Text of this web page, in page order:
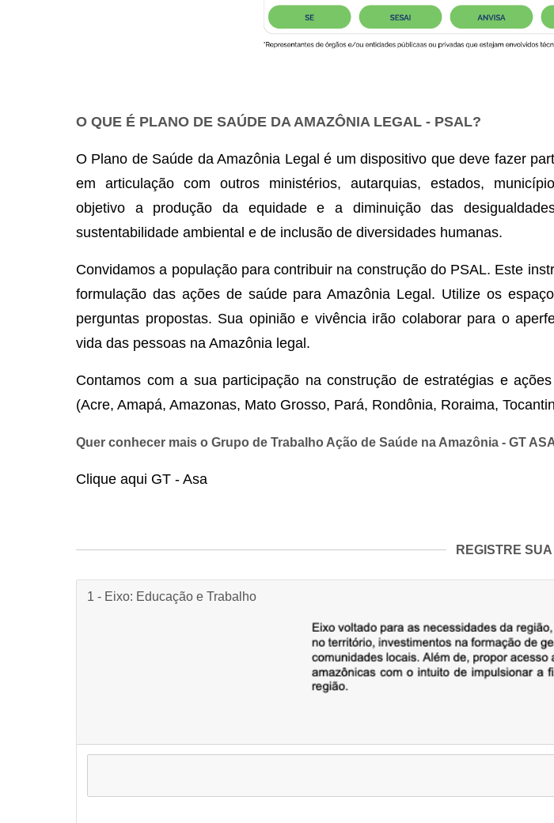
O QUE É PLANO DE SAÚDE DA AMAZÔNIA LEGAL - PSAL?
O Plano de Saúde da Amazônia Legal é um dispositivo que deve fazer
em articulação com outros ministérios, autarquias, estados,
objetivo a produção da equidade e a diminuição das
sustentabilidade ambiental e de inclusão de diversidades humanas.
Convidamos a população para contribuir na construção do PSAL. Este
formulação das ações de saúde para Amazônia Legal. Utilize os
perguntas propostas. Sua opinião e vivência irão colaborar para o
vida das pessoas na Amazônia legal.
Contamos com a sua participação na construção de estratégias e
(Acre, Amapá, Amazonas, Mato Grosso, Pará, Rondônia, Roraima,
Quer conhecer mais o Grupo de Trabalho Ação de Saúde na Amazônia - GT
Clique aqui GT - Asa
REGISTRE
1 - Eixo: Educação e Trabalho